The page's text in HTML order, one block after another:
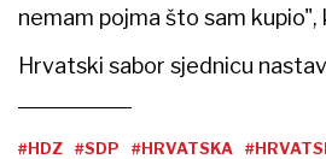
nemam pojma što sam kupio",
Hrvatski sabor sjednicu
#HDZ #SDP #HRVATSKA